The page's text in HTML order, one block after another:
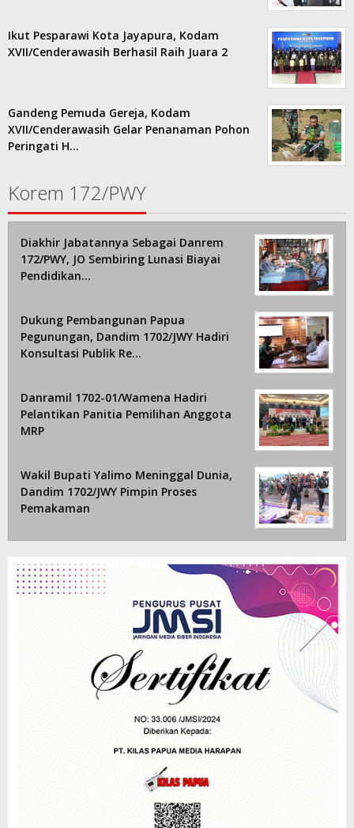
Ikut Pesparawi Kota Jayapura, Kodam
XVII/Cenderawasih Berhasil Raih Juara 2
Gandeng Pemuda Gereja, Kodam
XVII/Cenderawasih Gelar Penanaman Pohon
Peringati H…
Korem 172/PWY
Diakhir Jabatannya Sebagai Danrem
172/PWY, JO Sembiring Lunasi Biayai
Pendidikan…
Dukung Pembangunan Papua
Pegunungan, Dandim 1702/JWY Hadiri
Konsultasi Publik Re…
Danramil 1702-01/Wamena Hadiri
Pelantikan Panitia Pemilihan Anggota
MRP
Wakil Bupati Yalimo Meninggal Dunia,
Dandim 1702/JWY Pimpin Proses
Pemakaman